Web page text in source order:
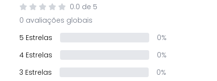
0.0 de 5
0 avaliações globais
5 Estrelas
0%
4 Estrelas
0%
3 Estrelas
0%